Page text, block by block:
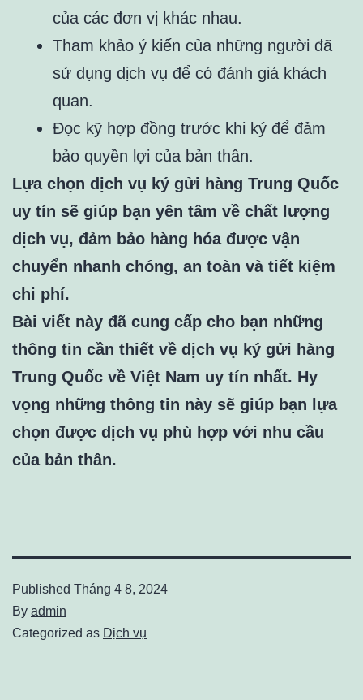
của các đơn vị khác nhau.
Tham khảo ý kiến của những người đã
sử dụng dịch vụ để có đánh giá khách
quan.
Đọc kỹ hợp đồng trước khi ký để đảm
bảo quyền lợi của bản thân.
Lựa chọn dịch vụ ký gửi hàng Trung Quốc
uy tín sẽ giúp bạn yên tâm về chất lượng
dịch vụ, đảm bảo hàng hóa được vận
chuyển nhanh chóng, an toàn và tiết kiệm
chi phí.
Bài viết này đã cung cấp cho bạn những
thông tin cần thiết về dịch vụ ký gửi hàng
Trung Quốc về Việt Nam uy tín nhất. Hy
vọng những thông tin này sẽ giúp bạn lựa
chọn được dịch vụ phù hợp với nhu cầu
của bản thân.
Published Tháng 4 8, 2024
By admin
Categorized as Dịch vụ